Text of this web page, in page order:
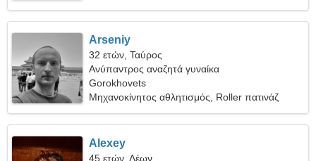
Arseniy
32 ετών, Ταύρος
Ανύπαντρος αναζητά γυναίκα
Gorokhovets
Μηχανοκίνητος αθλητισμός, Roller πατινάζ
Alexey
45 ετών, Λέων